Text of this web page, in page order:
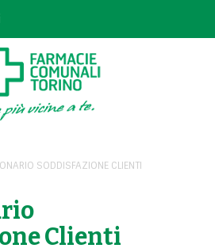
SODDISFAZIONE CLIENTI
Clienti